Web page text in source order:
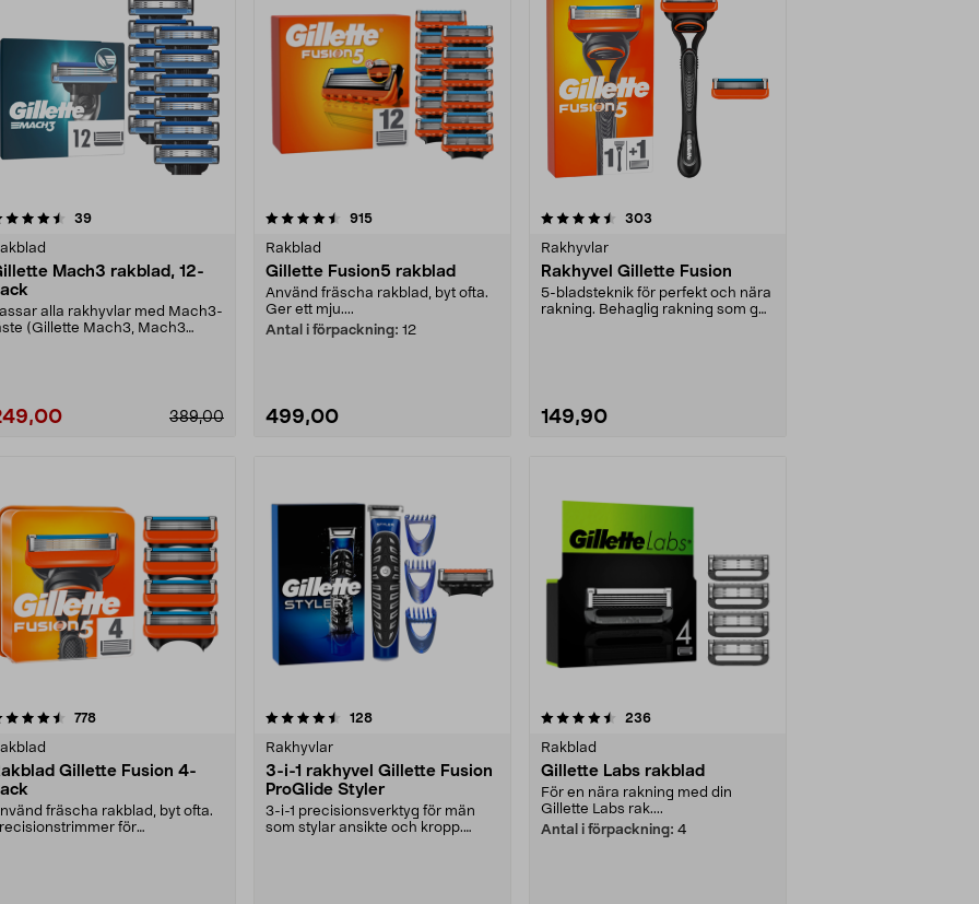
39recensioner
Mach3 rakblad, 12-
alla rakhyvlar med Mach3-
(Gillette Mach3, Mach3
389,00
4.5 av 5 stjärnor 915recensioner
Rakblad
Gillette Fusion5 rakblad
Använd fräscha rakblad, byt ofta.
Ger ett mju....
Antal i förpackning: 12
499,00
4.5 av 5 stjärnor 303
Rakhyvlar
Rakhyvel Gillette Fusion
5-bladsteknik för perfekt och nära
rakning. Behaglig rakning som ger
149,90
778recensioner
Gillette Fusion 4-
fräscha rakblad, byt ofta.
för
4.5 av 5 stjärnor 128recensioner
Rakhyvlar
3-i-1 rakhyvel Gillette Fusion
ProGlide Styler
3-i-1 precisionsverktyg för män
som stylar ansikte och kropp.
4.5 av 5 stjärnor 236recensioner
Rakblad
Gillette Labs rakblad
För en nära rakning med din
Gillette Labs rak....
Antal i förpackning: 4